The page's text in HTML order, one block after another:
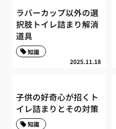
ラバーカップ以外の選
択肢トイレ詰まり解消
道具
2025.11.18
知識
子供の好奇心が招くト
イレ詰まりとその対策
知識